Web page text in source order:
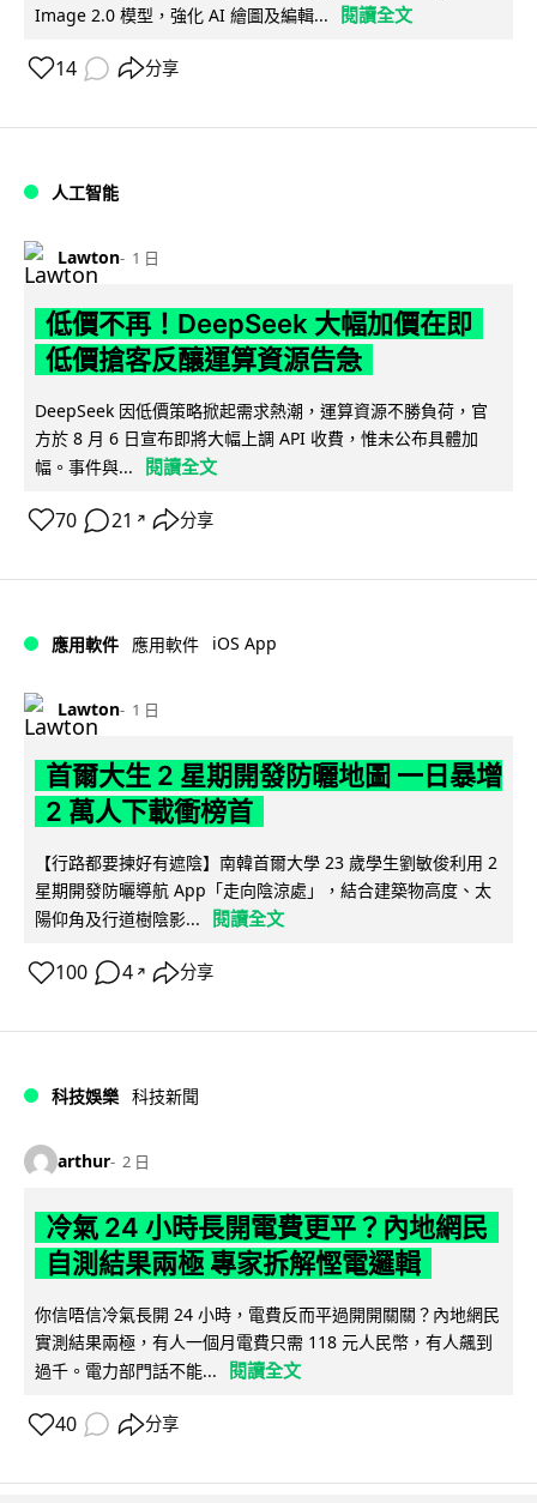
Image 2.0 模型，強化 AI 繪圖及編輯...
閱讀全文
14 分享
人工智能
Lawton 1 日
低價不再！DeepSeek 大幅加價在即
低價搶客反釀運算資源告急
DeepSeek 因低價策略掀起需求熱潮，運算資源不勝負荷，官
方於 8 月 6 日宣布即將大幅上調 API 收費，惟未公布具體加
幅。事件與...
閱讀全文
70 21 ↗ 分享
應用軟件 應用軟件 iOS App
Lawton 1 日
首爾大生 2 星期開發防曬地圖 一日暴增
2 萬人下載衝榜首
【行路都要揀好有遮陰】南韓首爾大學 23 歲學生劉敏俊利用 2
星期開發防曬導航 App「走向陰涼處」，結合建築物高度、太
陽仰角及行道樹陰影...
閱讀全文
100 4 ↗ 分享
科技娛樂 科技新聞
arthur 2 日
冷氣 24 小時長開電費更平？內地網民
自測結果兩極 專家拆解慳電邏輯
你信唔信冷氣長開 24 小時，電費反而平過開開關關？內地網民
實測結果兩極，有人一個月電費只需 118 元人民幣，有人飆到
過千。電力部門話不能...
閱讀全文
40 分享